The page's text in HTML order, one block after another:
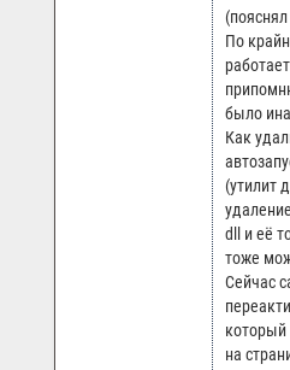
По
было
Как
(утилит
dll и её
тоже
Сейчас
который
на